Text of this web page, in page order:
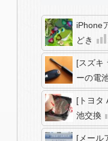
iPhone
どき
[スズキ
ーの電
[トヨタ
池交換
[メール